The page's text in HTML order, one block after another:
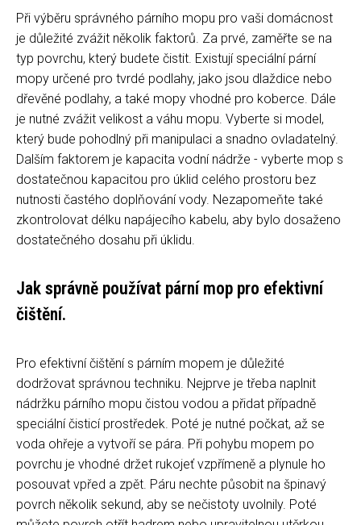
Při výběru správného párního mopu pro vaši domácnost
je důležité zvážit několik faktorů. Za prvé, zaměřte se na
typ povrchu, který budete čistit. Existují speciální pární
mopy určené pro tvrdé podlahy, jako jsou dlaždice nebo
dřevěné podlahy, a také mopy vhodné pro koberce. Dále
je nutné zvážit velikost a váhu mopu. Vyberte si model,
který bude pohodlný při manipulaci a snadno ovladatelný.
Dalším faktorem je kapacita vodní nádrže - vyberte mop s
dostatečnou kapacitou pro úklid celého prostoru bez
nutnosti častého doplňování vody. Nezapomeňte také
zkontrolovat délku napájecího kabelu, aby bylo dosaženo
dostatečného dosahu při úklidu.
Jak správně používat pární mop pro efektivní
čištění.
Pro efektivní čištění s párním mopem je důležité
dodržovat správnou techniku. Nejprve je třeba naplnit
nádržku párního mopu čistou vodou a přidat případně
speciální čisticí prostředek. Poté je nutné počkat, až se
voda ohřeje a vytvoří se pára. Při pohybu mopem po
povrchu je vhodné držet rukojeť vzpřímeně a plynule ho
posouvat vpřed a zpět. Páru nechte působit na špinavý
povrch několik sekund, aby se nečistoty uvolnily. Poté